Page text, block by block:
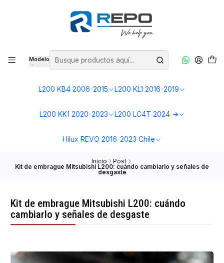
Modelo
L200 KB4 2006-2015 L200 KL1 2016-2019
L200 KK1 2020-2023 L200 LC4T 2024 ->
Hilux REVO 2016-2023 Chile
Inicio Post
Kit de embrague Mitsubishi L200: cuándo cambiarlo y señales de
desgaste
Kit de embrague Mitsubishi L200: cuándo
cambiarlo y señales de desgaste